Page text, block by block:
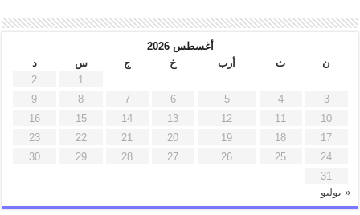
أغسطس 2026
ن
ث أرب خ ج س
د
1
2
3
4
5
6
7
8
9
10
11
12
13
14
15
16
17
18
19
20
21
22
23
24
25
26
27
28
29
30
31
« يوليو